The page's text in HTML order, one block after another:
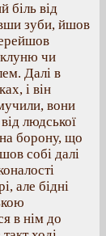
біль від
зуби, йшов
чи
Далі в
і він
вони
людської
борону, що
собі далі
але бідні
в нім до